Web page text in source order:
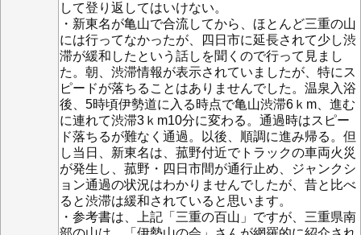
して登り返してはいけない。
・新東名が亀山で合流してから、ほとんど三重の山
には行ってなかったが、四日市に延長されて少し渋
滞が緩和したという話しを聞くので行って見まし
た。朝、渋滞情報が表示されていましたが、特にス
ピードが落ちることはありませんでした。温泉入浴
後、5時頃伊勢道に入る時点で亀山渋滞6ｋm、進む
に連れて渋滞3ｋm10分に変わる。通過時はスピー
ド落ちるが難なく通過。以後、順調に進み帰る。但
し当日、新東名は、菰野付近でトラックの車両火災
が発生し、菰野・四日市間が通行止め、ジャンクシ
ョン通過の状況はわかりませんでしたが、昔と比べ
ると渋滞は緩和されていると思います。
・参考書は、上記「三重の百山」ですが、三重県南